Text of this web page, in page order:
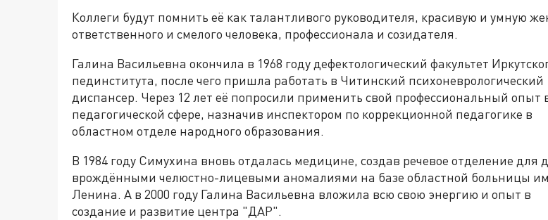
Коллеги будут помнить её как талантливого руководителя, красивую и умную
ответственного и смелого человека, профессионала и созидателя.
Галина Васильевна окончила в 1968 году дефектологический факультет
пединститута, после чего пришла работать в Читинский психоневрологический
диспансер. Через 12 лет её попросили применить свой профессиональный опыт
педагогической сфере, назначив инспектором по коррекционной педагогике в
областном отделе народного образования.
В 1984 году Симухина вновь отдалась медицине, создав речевое отделение для
врождёнными челюстно-лицевыми аномалиями на базе областной больницы
Ленина. А в 2000 году Галина Васильевна вложила всю свою энергию и опыт в
создание и развитие центра "ДАР".